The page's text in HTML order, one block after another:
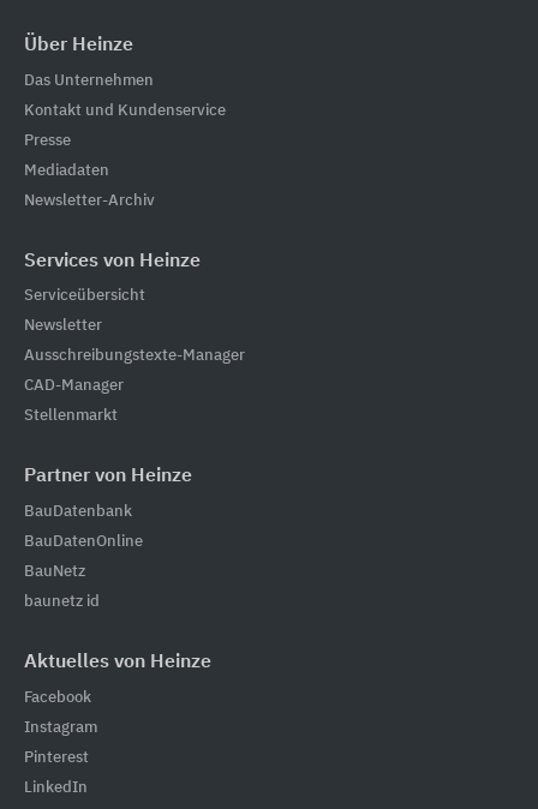
Über Heinze
Das Unternehmen
Kontakt und Kundenservice
Presse
Mediadaten
Newsletter-Archiv
Services von Heinze
Serviceübersicht
Newsletter
Ausschreibungstexte-Manager
CAD-Manager
Stellenmarkt
Partner von Heinze
BauDatenbank
BauDatenOnline
BauNetz
baunetz id
Aktuelles von Heinze
Facebook
Instagram
Pinterest
LinkedIn